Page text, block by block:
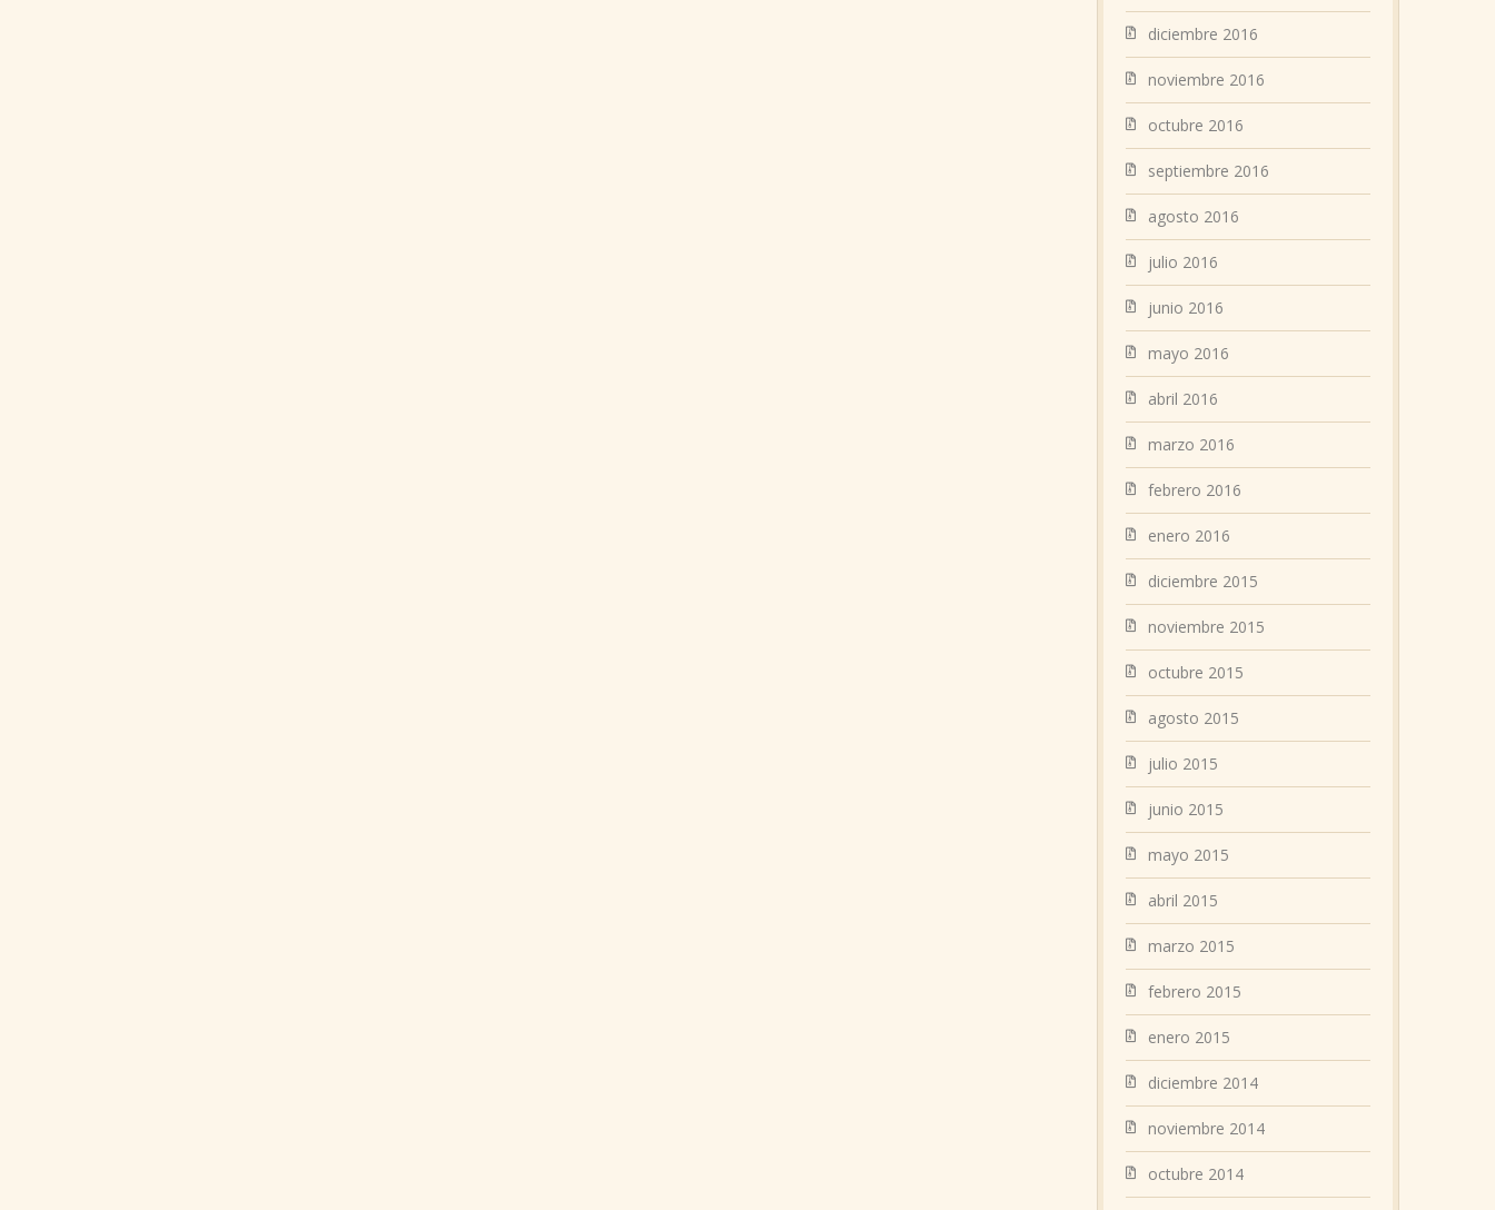
diciembre 2016
noviembre 2016
octubre 2016
septiembre 2016
agosto 2016
julio 2016
junio 2016
mayo 2016
abril 2016
marzo 2016
febrero 2016
enero 2016
diciembre 2015
noviembre 2015
octubre 2015
agosto 2015
julio 2015
junio 2015
mayo 2015
abril 2015
marzo 2015
febrero 2015
enero 2015
diciembre 2014
noviembre 2014
octubre 2014